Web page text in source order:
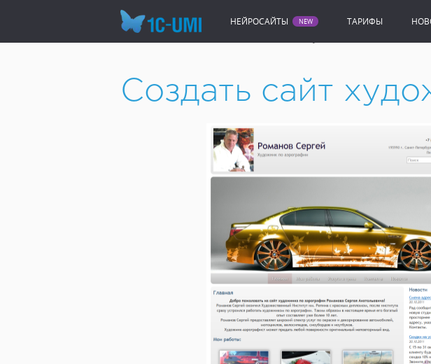
НЕЙРОСАЙТЫ ТАРИФЫ
Создать сайт онлайн
Создать сайт